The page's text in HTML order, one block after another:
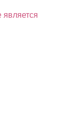
является